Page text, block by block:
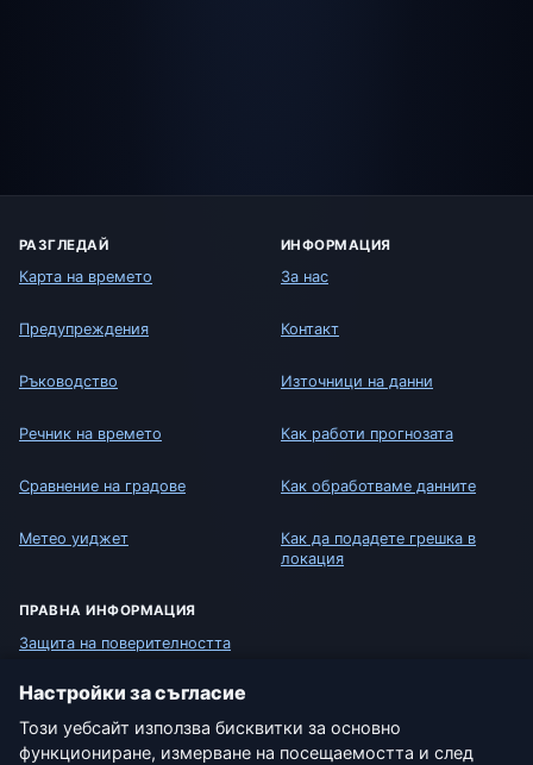
РАЗГЛЕДАЙ
Карта на времето
Предупреждения
Ръководство
Речник на времето
Сравнение на градове
Метео уиджет
ИНФОРМАЦИЯ
За нас
Контакт
Източници на данни
Как работи прогнозата
Как обработваме данните
Как да подадете грешка в
локация
ПРАВНА ИНФОРМАЦИЯ
Защита на поверителността
Бисквитки
Условия за ползване
Настройки за съгласие
Този уебсайт използва бисквитки за основно
функциониране, измерване на посещаемостта и след